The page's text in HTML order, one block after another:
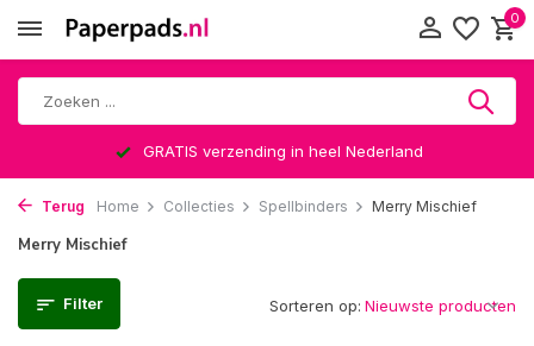
0
GRATIS verzending in heel Nederland
Terug Home Collecties Spellbinders Merry Mischief
Merry Mischief
Filter Sorteren op: